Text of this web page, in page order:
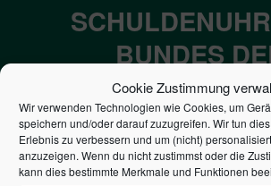
Cookie Zustimmung
Wir verwenden Technologien wie Cookies, um
speichern und/oder darauf zuzugreifen. Wir tun
Erlebnis zu verbessern und um (nicht)
anzuzeigen. Wenn du nicht zustimmst oder die
kann dies bestimmte Merkmale und Funktionen
BUNDES
7,052€
NEUVERSCHULDUNG